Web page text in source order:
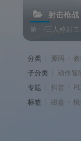
射击枪战
第一/三人称射
分类 源码
子分类
动作冒
专题
抖音
标签
磁盘